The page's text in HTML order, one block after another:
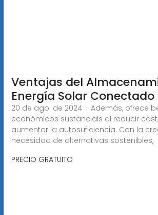
Ventajas del
Energía Solar Conectado
20 de ago. de 2024 · Además, ofrece
económicos sustancials al reducir
aumentar la autosuficiencia. Con la
necesidad de alternativas sostenibles,
PRECIO GRATUITO